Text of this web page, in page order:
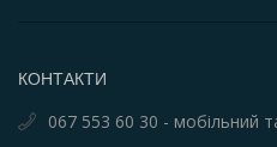
КОНТАКТИ
067 553 60 30 - мобільний